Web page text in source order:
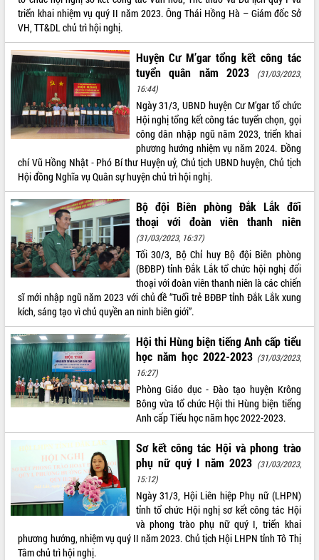
Không có file video nào để phát.
ALBUM ẢNH
LIÊN KẾT WEB
THỐNG KÊ TRUY CẬP
Tất cả: 66026280
triển khai nhiệm vụ quý II năm 2023. Ông Thái Hồng Hà – Giám đốc Sở
VH, TT&DL chủ trì hội nghị.
Huyện Cư M’gar tổng kết công tác
tuyển quân năm 2023
(31/03/2023,
16:44)
Ngày 31/3, UBND huyện Cư M’gar tổ chức
Hội nghị tổng kết công tác tuyển chọn, gọi
công dân nhập ngũ năm 2023, triển khai
phương hướng nhiệm vụ năm 2024. Đồng
chí Vũ Hồng Nhật - Phó Bí thư Huyện uỷ, Chủ tịch UBND huyện, Chủ tịch
Hội đồng Nghĩa vụ Quân sự huyện chủ trì hội nghị.
Bộ đội Biên phòng Đắk Lắk đối
thoại với đoàn viên thanh niên
(31/03/2023, 16:37)
Tối 30/3, Bộ Chỉ huy Bộ đội Biên phòng
(BĐBP) tỉnh Đắk Lắk tổ chức hội nghị đối
thoại với đoàn viên thanh niên là các chiến
sĩ mới nhập ngũ năm 2023 với chủ đề “Tuổi trẻ BĐBP tỉnh Đắk Lắk xung
kích, sáng tạo vì chủ quyền an ninh biên giới”.
Hội thi Hùng biện tiếng Anh cấp tiểu
học năm học 2022-2023 (31/03/2023,
16:27)
Phòng Giáo dục - Đào tạo huyện Krông
Bông vừa tổ chức Hội thi Hùng biện tiếng
Anh cấp Tiểu học năm học 2022-2023.
Sơ kết công tác Hội và phong trào
phụ nữ quý I năm 2023 (31/03/2023,
15:12)
Ngày 31/3, Hội Liên hiệp Phụ nữ (LHPN)
tỉnh tổ chức Hội nghị sơ kết công tác Hội
và phong trào phụ nữ quý I, triển khai
phương hướng, nhiệm vụ quý II năm 2023. Chủ tịch Hội LHPN tỉnh Tô Thị
Tâm chủ trì hội nghị.